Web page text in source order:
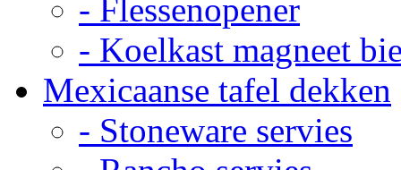
- Flessenopener
- Koelkast magneet
Mexicaanse tafel dekken
- Stoneware servies